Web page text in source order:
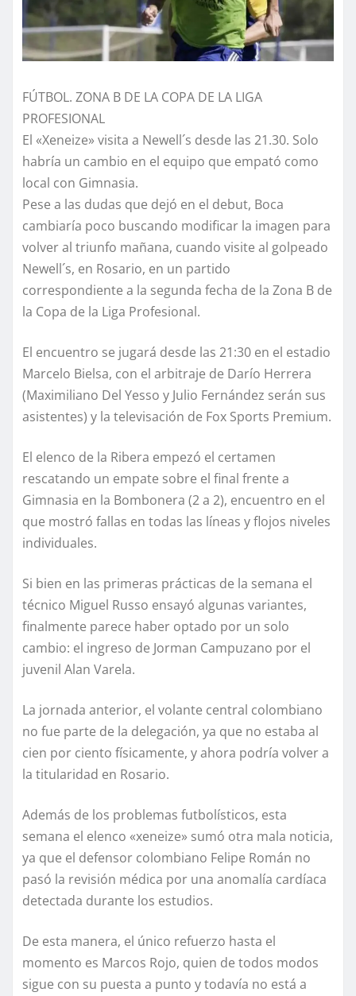
FÚTBOL. ZONA B DE LA COPA DE LA LIGA
PROFESIONAL
El «Xeneize» visita a Newell´s desde las 21.30. Solo
habría un cambio en el equipo que empató como
local con Gimnasia.
Pese a las dudas que dejó en el debut, Boca
cambiaría poco buscando modificar la imagen para
volver al triunfo mañana, cuando visite al golpeado
Newell´s, en Rosario, en un partido
correspondiente a la segunda fecha de la Zona B de
la Copa de la Liga Profesional.
El encuentro se jugará desde las 21:30 en el estadio
Marcelo Bielsa, con el arbitraje de Darío Herrera
(Maximiliano Del Yesso y Julio Fernández serán sus
asistentes) y la televisación de Fox Sports Premium.
El elenco de la Ribera empezó el certamen
rescatando un empate sobre el final frente a
Gimnasia en la Bombonera (2 a 2), encuentro en el
que mostró fallas en todas las líneas y flojos niveles
individuales.
Si bien en las primeras prácticas de la semana el
técnico Miguel Russo ensayó algunas variantes,
finalmente parece haber optado por un solo
cambio: el ingreso de Jorman Campuzano por el
juvenil Alan Varela.
La jornada anterior, el volante central colombiano
no fue parte de la delegación, ya que no estaba al
cien por ciento físicamente, y ahora podría volver a
la titularidad en Rosario.
Además de los problemas futbolísticos, esta
semana el elenco «xeneize» sumó otra mala noticia,
ya que el defensor colombiano Felipe Román no
pasó la revisión médica por una anomalía cardíaca
detectada durante los estudios.
De esta manera, el único refuerzo hasta el
momento es Marcos Rojo, quien de todos modos
sigue con su puesta a punto y todavía no está a